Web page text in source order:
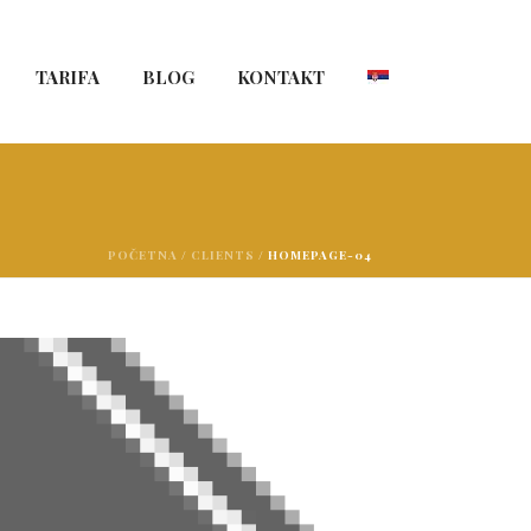
TARIFA BLOG KONTAKT
POČETNA / CLIENTS / HOMEPAGE-04